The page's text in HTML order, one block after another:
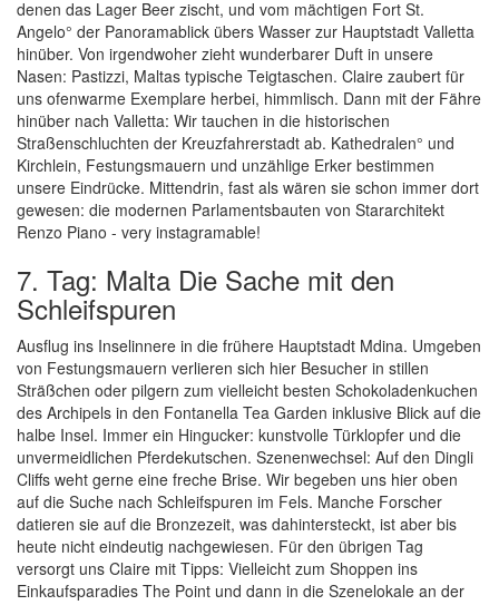
denen das Lager Beer zischt, und vom mächtigen Fort St.
Angelo° der Panoramablick übers Wasser zur Hauptstadt Valletta
hinüber. Von irgendwoher zieht wunderbarer Duft in unsere
Nasen: Pastizzi, Maltas typische Teigtaschen. Claire zaubert für
uns ofenwarme Exemplare herbei, himmlisch. Dann mit der Fähre
hinüber nach Valletta: Wir tauchen in die historischen
Straßenschluchten der Kreuzfahrerstadt ab. Kathedralen° und
Kirchlein, Festungsmauern und unzählige Erker bestimmen
unsere Eindrücke. Mittendrin, fast als wären sie schon immer dort
gewesen: die modernen Parlamentsbauten von Stararchitekt
Renzo Piano - very instagramable!
7. Tag: Malta Die Sache mit den
Schleifspuren
Ausflug ins Inselinnere in die frühere Hauptstadt Mdina. Umgeben
von Festungsmauern verlieren sich hier Besucher in stillen
Sträßchen oder pilgern zum vielleicht besten Schokoladenkuchen
des Archipels in den Fontanella Tea Garden inklusive Blick auf die
halbe Insel. Immer ein Hingucker: kunstvolle Türklopfer und die
unvermeidlichen Pferdekutschen. Szenenwechsel: Auf den Dingli
Cliffs weht gerne eine freche Brise. Wir begeben uns hier oben
auf die Suche nach Schleifspuren im Fels. Manche Forscher
datieren sie auf die Bronzezeit, was dahintersteckt, ist aber bis
heute nicht eindeutig nachgewiesen. Für den übrigen Tag
versorgt uns Claire mit Tipps: Vielleicht zum Shoppen ins
Einkaufsparadies The Point und dann in die Szenelokale an der